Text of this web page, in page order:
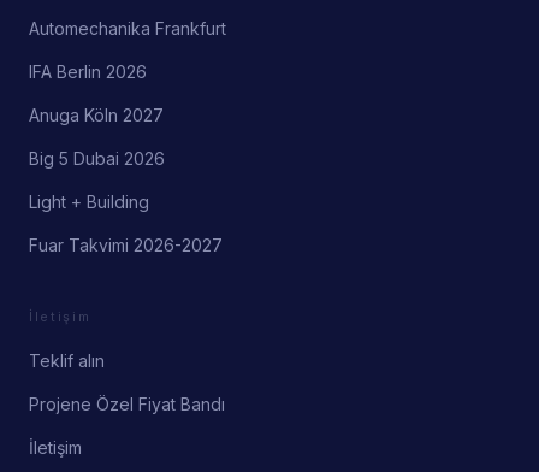
Automechanika Frankfurt
IFA Berlin 2026
Anuga Köln 2027
Big 5 Dubai 2026
Light + Building
Fuar Takvimi 2026-2027
İletişim
Teklif alın
Projene Özel Fiyat Bandı
İletişim